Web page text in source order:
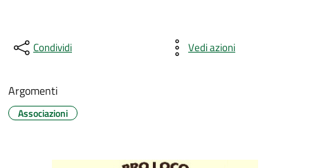
Condividi Vedi azioni
Argomenti
Associazioni